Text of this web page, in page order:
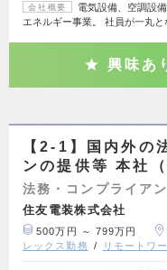
会社概要
電気設備、空調設
エネルギー事業。 社員が一丸
興味あ
【2-1】国内外の
ンの提供等 本社
法務・コンプライアン
住友電装株式会社
500万円 ～ 799万円
レックス勤務
リモートワ